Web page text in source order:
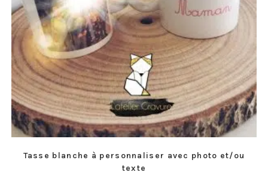
Tasse blanche à personnaliser avec photo et/ou
texte